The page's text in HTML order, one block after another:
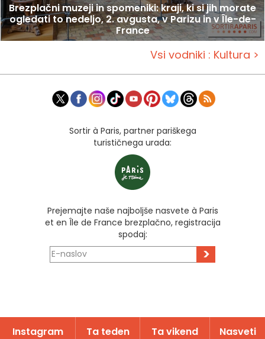
Brezplačni muzeji in spomeniki: kraji, ki si jih morate
ogledati to nedeljo, 2. avgusta, v Parizu in v Île-de-
France
Vsi vodniki : Kultura >
Sortir à Paris, partner pariškega
turističnega urada:
Prejemajte naše najboljše nasvete à Paris
et en Île de France brezplačno, registracija
spodaj:
>
Instagram Ta teden Ta vikend Nasveti